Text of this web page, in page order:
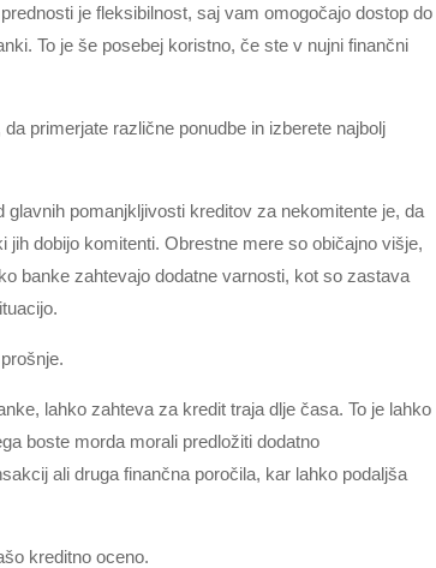
je fleksibilnost, saj vam omogočajo dostop do
To je še posebej koristno, če ste v nujni finančni
primerjate različne ponudbe in izberete najbolj
pomanjkljivosti kreditov za nekomitente je, da
dobijo komitenti. Obrestne mere so običajno višje,
banke zahtevajo dodatne varnosti, kot so zastava
lahko zahteva za kredit traja dlje časa. To je lahko
boste morda morali predložiti dodatno
ali druga finančna poročila, kar lahko podaljša
kreditno oceno.